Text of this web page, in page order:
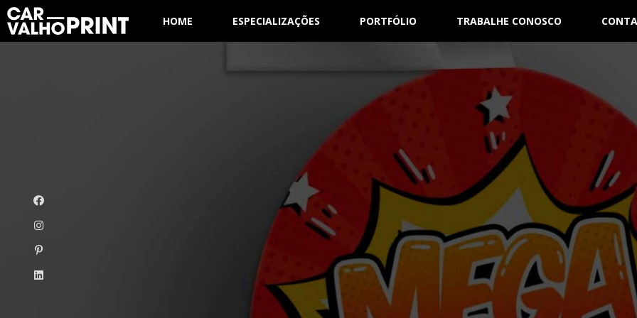
HOME ESPECIALIZAÇÕES PORTFÓLIO TRABALHE CONOSCO